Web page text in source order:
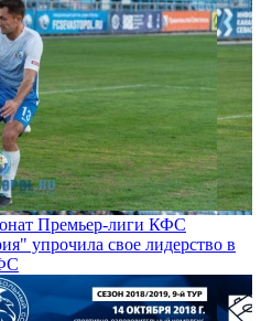
Премьер-лиги КФС
упрочила свое лидерство в